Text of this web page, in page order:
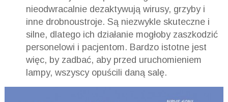
nieodwracalnie dezaktywują wirusy, grzyby i
inne drobnoustroje. Są niezwykle skuteczne i
silne, dlatego ich działanie mogłoby zaszkodzić
personelowi i pacjentom. Bardzo istotne jest
więc, by zadbać, aby przed uruchomieniem
lampy, wszyscy opuścili daną salę.